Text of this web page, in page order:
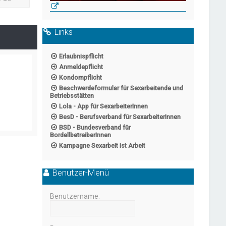
Links
Erlaubnispflicht
Anmeldepflicht
Kondompflicht
Beschwerdeformular für Sexarbeitende und
Betriebsstätten
Lola - App für SexarbeiterInnen
BesD - Berufsverband für SexarbeiterInnen
BSD - Bundesverband für
BordellbetreiberInnen
Kampagne Sexarbeit ist Arbeit
Benutzer-Menü
Benutzername: